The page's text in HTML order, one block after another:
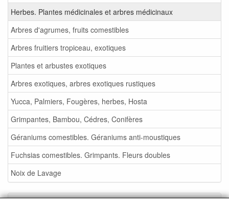
Herbes. Plantes médicinales et arbres médicinaux
Arbres d'agrumes, fruits comestibles
Arbres fruitiers tropiceau, exotiques
Plantes et arbustes exotiques
Arbres exotiques, arbres exotiques rustiques
Yucca, Palmiers, Fougères, herbes, Hosta
Grimpantes, Bambou, Cédres, Conifères
Géraniums comestibles. Géraniums anti-moustiques
Fuchsias comestibles. Grimpants. Fleurs doubles
Noix de Lavage